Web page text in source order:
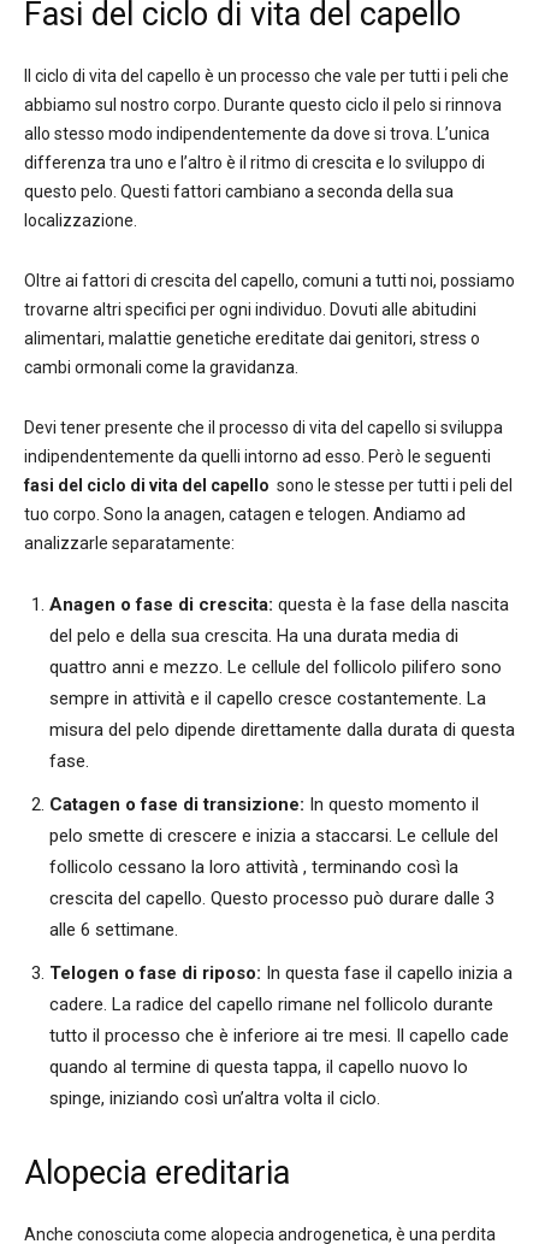
Fasi del ciclo di vita del capello
Il ciclo di vita del capello è un processo che vale per tutti i peli che
abbiamo sul nostro corpo. Durante questo ciclo il pelo si rinnova
allo stesso modo indipendentemente da dove si trova. L’unica
differenza tra uno e l’altro è il ritmo di crescita e lo sviluppo di
questo pelo. Questi fattori cambiano a seconda della sua
localizzazione.
Oltre ai fattori di crescita del capello, comuni a tutti noi, possiamo
trovarne altri specifici per ogni individuo. Dovuti alle abitudini
alimentari, malattie genetiche ereditate dai genitori, stress o
cambi ormonali come la gravidanza.
Devi tener presente che il processo di vita del capello si sviluppa
indipendentemente da quelli intorno ad esso. Però le seguenti
fasi del ciclo di vita del capello sono le stesse per tutti i peli del
tuo corpo. Sono la anagen, catagen e telogen. Andiamo ad
analizzarle separatamente:
Anagen o fase di crescita: questa è la fase della nascita
del pelo e della sua crescita. Ha una durata media di
quattro anni e mezzo. Le cellule del follicolo pilifero sono
sempre in attività e il capello cresce costantemente. La
misura del pelo dipende direttamente dalla durata di questa
fase.
Catagen o fase di transizione: In questo momento il
pelo smette di crescere e inizia a staccarsi. Le cellule del
follicolo cessano la loro attività , terminando così la
crescita del capello. Questo processo può durare dalle 3
alle 6 settimane.
Telogen o fase di riposo: In questa fase il capello inizia a
cadere. La radice del capello rimane nel follicolo durante
tutto il processo che è inferiore ai tre mesi. Il capello cade
quando al termine di questa tappa, il capello nuovo lo
spinge, iniziando così un’altra volta il ciclo.
Alopecia ereditaria
Anche conosciuta come alopecia androgenetica, è una perdita